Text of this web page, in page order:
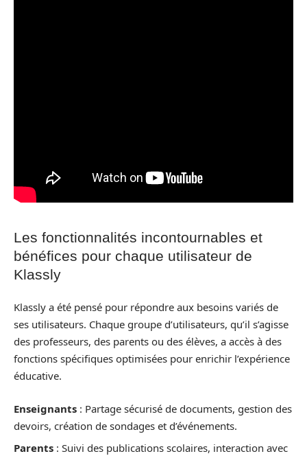
Les fonctionnalités incontournables et
bénéfices pour chaque utilisateur de
Klassly
Klassly a été pensé pour répondre aux besoins variés de
ses utilisateurs. Chaque groupe d’utilisateurs, qu’il s’agisse
des professeurs, des parents ou des élèves, a accès à des
fonctions spécifiques optimisées pour enrichir l’expérience
éducative.
Enseignants : Partage sécurisé de documents, gestion des
devoirs, création de sondages et d’événements.
Parents : Suivi des publications scolaires, interaction avec